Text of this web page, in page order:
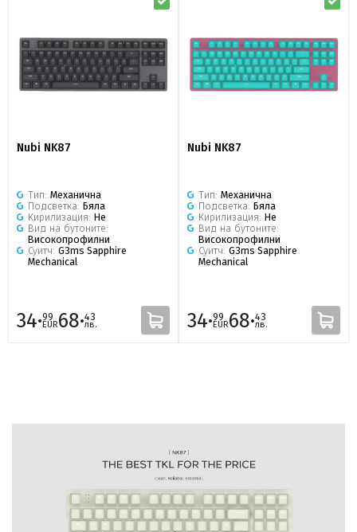
Nubi NK87
Тип: Механична
Подсветка: Бяла
Кирилизация: Не
Вид на бутоните:
Високопрофилни
Суитч: G3ms Sapphire
Mechanical
34·99
EUR68·43
лв.
Nubi NK87
Тип: Механична
Подсветка: Бяла
Кирилизация: Не
Вид на бутоните:
Високопрофилни
Суитч: G3ms Sapphire
Mechanical
34·99
EUR68·43
лв.